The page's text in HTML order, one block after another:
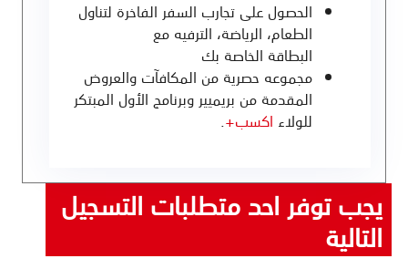
الحصول على تجارب السفر الفاخرة لتناول
الطعام، الرياضة، الترفيه مع
البطاقة الخاصة بك
مجموعه حصرية من المكافآت والعروض
المقدمة من بريميير وبرنامج الأول المبتكر
للولاء اكسب+.
يجب توفر احد متطلبات التسجيل
التالية